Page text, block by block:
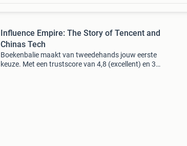
Influence Empire: The Story of Tencent and
Chinas Tech
Boekenbalie maakt van tweedehands jouw eerste
keuze. Met een trustscore van 4,8 (excellent) en 30